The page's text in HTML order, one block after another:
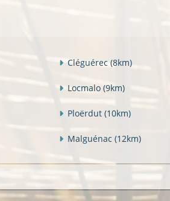
Cléguérec (8km)
Locmalo (9km)
Ploërdut (10km)
Malguénac (12km)